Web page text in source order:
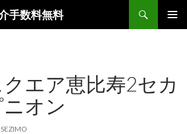
手数料無料
エア恵比寿2セカ
オン
SEZIMO